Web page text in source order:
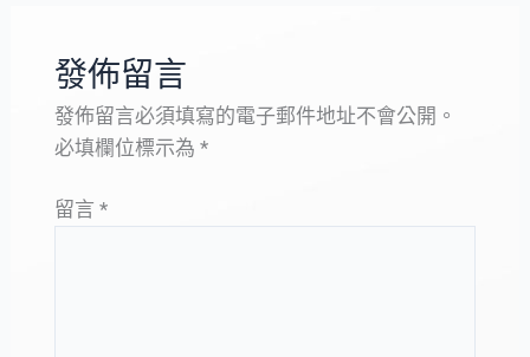
發佈留言
發佈留言必須填寫的電子郵件地址不會公開。
必填欄位標示為 *
留言 *